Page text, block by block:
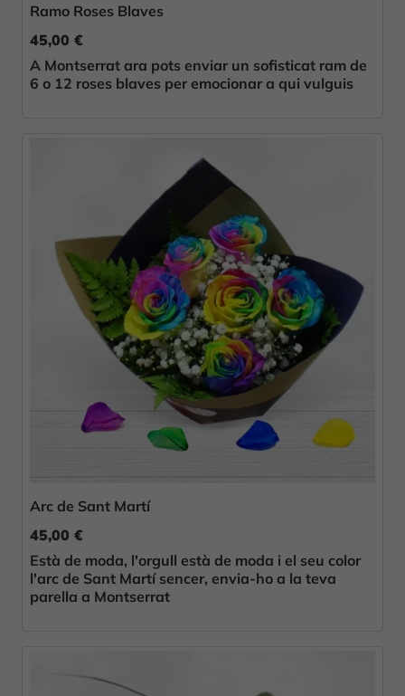
Ramo Roses Blaves
45,00 €
A Montserrat ara pots enviar un sofisticat ram de
6 o 12 roses blaves per emocionar a qui vulguis
Arc de Sant Martí
45,00 €
Està de moda, l'orgull està de moda i el seu color
l'arc de Sant Martí sencer, envia-ho a la teva
parella a Montserrat